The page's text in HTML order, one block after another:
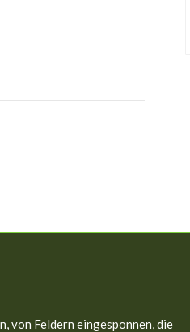
von Feldern eingesponnen, die